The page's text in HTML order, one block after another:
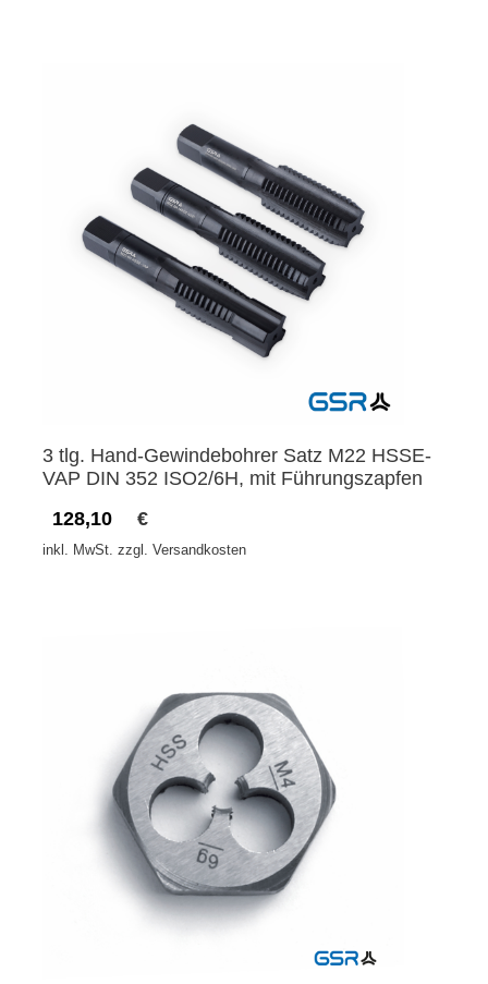
3 tlg. Hand-Gewindebohrer Satz M22 HSSE-
VAP DIN 352 ISO2/6H, mit Führungszapfen
128,10
€
inkl. MwSt. zzgl. Versandkosten